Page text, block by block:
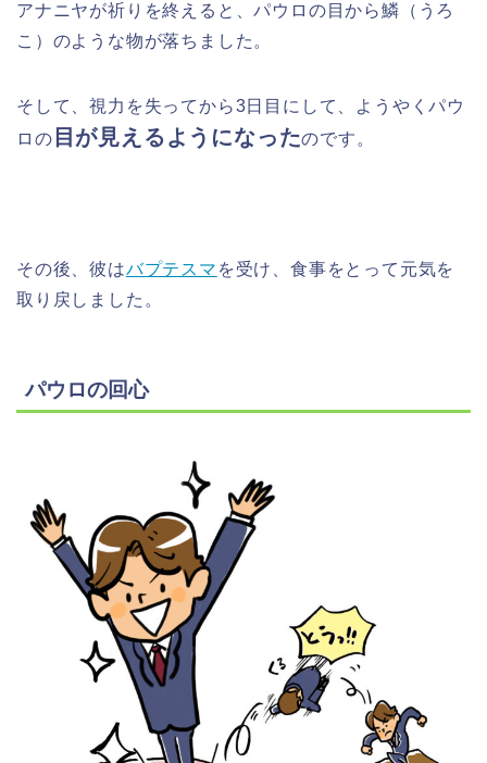
アナニヤが祈りを終えると、パウロの目から鱗（うろ
こ）のような物が落ちました。
そして、視力を失ってから3日目にして、ようやくパウ
ロの 目が見えるようになったのです。
その後、彼はバプテスマ を受け、食事をとって元気を
取り戻しました。
パウロの回心